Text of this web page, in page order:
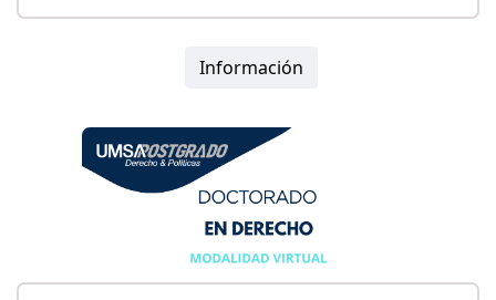
Información